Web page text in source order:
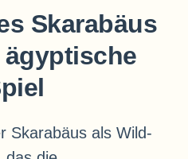
Skarabäus
Skarabäus als Wild-